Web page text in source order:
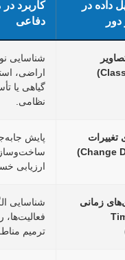
داده در
کاربرد
دفاعی
شناسایی
اراضی،
گیاهی یا
نظامی.
تغییرات
پایش
ارزیابی
زمانی
شناسایی
فعالیت‌ها،
ترمیم